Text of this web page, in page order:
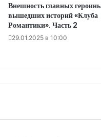
Внешность главных героинь
вышедших историй «Клуба
Романтики». Часть 2
29.01.2025 в 10:00